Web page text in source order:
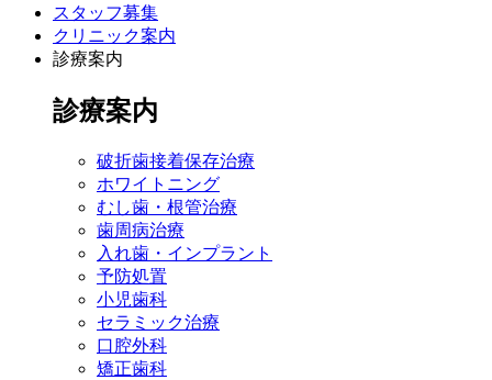
スタッフ募集
クリニック案内
診療案内
診療案内
破折歯接着保存治療
ホワイトニング
むし歯・根管治療
歯周病治療
入れ歯・インプラント
予防処置
小児歯科
セラミック治療
口腔外科
矯正歯科